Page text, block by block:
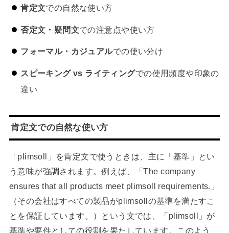
肯定文での自然な使い方
否定文・疑問文での注意点や使い方
フォーマル・カジュアルでの使い分け
スピーキング vs ライティングでの使用頻度や印象の
違い
肯定文での自然な使い方
「plimsoll」を肯定文で使うときは、主に「基準」とい
う意味が強調されます。例えば、「The company
ensures that all products meet plimsoll requirements.」
（その会社はすべての製品がplimsollの基準を満たすこ
とを保証しています。）という文では、「plimsoll」が
基準や要件としての役割を果たしています。このよう